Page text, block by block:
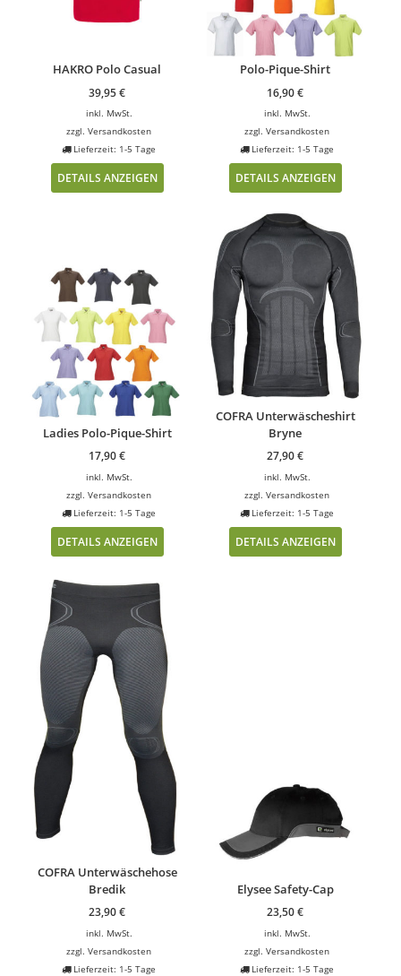
HAKRO Polo Casual
39,95€
inkl. MwSt.
zzgl.Versandkosten
Lieferzeit: 1-5 Tage
DETAILS ANZEIGEN
Polo-Pique-Shirt
16,90€
inkl. MwSt.
zzgl.Versandkosten
Lieferzeit: 1-5 Tage
DETAILS ANZEIGEN
Ladies Polo-Pique-Shirt
17,90€
inkl. MwSt.
zzgl.Versandkosten
Lieferzeit: 1-5 Tage
DETAILS ANZEIGEN
COFRA Unterwäscheshirt
Bryne
27,90€
inkl. MwSt.
zzgl.Versandkosten
Lieferzeit: 1-5 Tage
DETAILS ANZEIGEN
COFRA Unterwäschehose
Bredik
23,90€
inkl. MwSt.
zzgl.Versandkosten
Lieferzeit: 1-5 Tage
Elysee Safety-Cap
23,50€
inkl. MwSt.
zzgl.Versandkosten
Lieferzeit: 1-5 Tage